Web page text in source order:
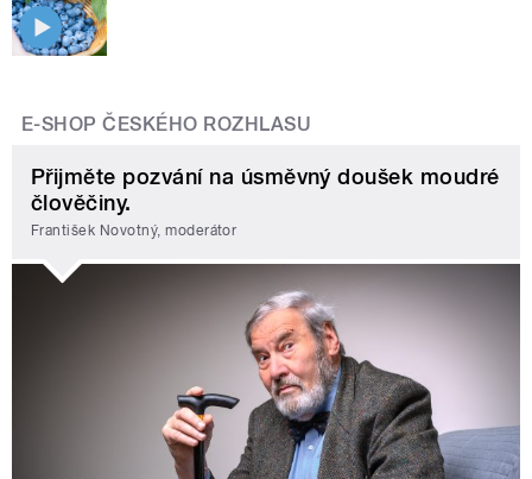
E-SHOP ČESKÉHO ROZHLASU
Přijměte pozvání na úsměvný doušek moudré
člověčiny.
František Novotný, moderátor